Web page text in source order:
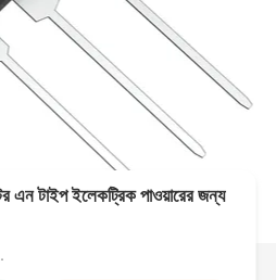
এন টাইপ ইলেকট্রিক পাওয়ারের জন্য
product